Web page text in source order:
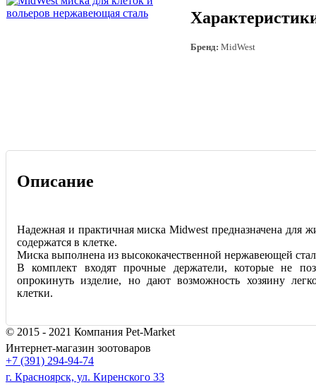
Бренд: MidWest
Описание
Надежная и практичная миска Midwest предназначена для
содержатся в клетке.
Миска выполнена из высококачественной нержавеющей
В комплект входят прочные держатели, которые не
опрокинуть изделие, но дают возможность хозяину
клетки.
© 2015 - 2021 Компания Pet-Market
Интернет-магазин зоотоваров
+7 (391) 294-94-74
г. Красноярск, ул. Киренского 33